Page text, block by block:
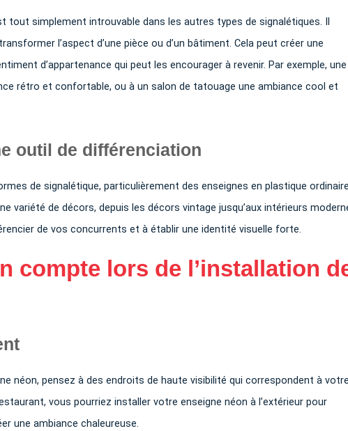
tout simplement introuvable dans les autres types de signalétiques. Il
l’aspect d’une pièce ou d’un bâtiment. Cela peut créer une
d’appartenance qui peut les encourager à revenir. Par exemple, une
rétro et confortable, ou à un salon de tatouage une ambiance cool et
outil de différenciation
de signalétique, particulièrement des enseignes en plastique
variété de décors, depuis les décors vintage jusqu’aux intérieurs
de vos concurrents et à établir une identité visuelle forte.
compte lors de l’installation
néon, pensez à des endroits de haute visibilité qui correspondent à votre
vous pourriez installer votre enseigne néon à l’extérieur pour
une ambiance chaleureuse.